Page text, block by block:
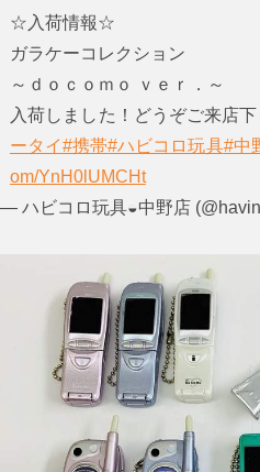
☆入荷情報☆
ガラケーコレクション
～ｄｏｃｏｍｏ ｖｅｒ．～
入荷しました！どうぞご来店下
ータイ#携帯#ハビコロ玩具#中
om/YnH0lUMCHt
— ハビコロ玩具◒中野店